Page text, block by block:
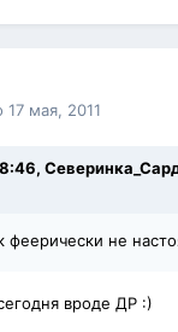
17 мая, 2011
феерически не
вроде ДР :)